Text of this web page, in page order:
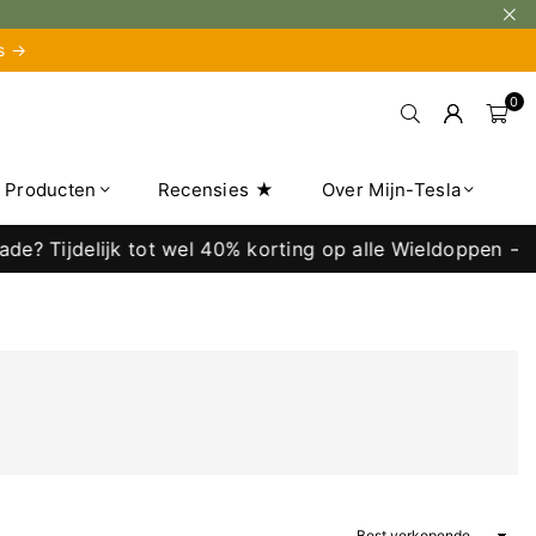
→
0
Producten Recensies ★ Over Mijn-Tesla
Tijdelijk tot wel 40% korting op alle Wieldoppen →